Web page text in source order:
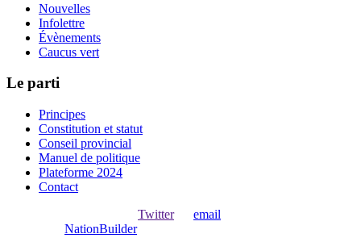
Nouvelles
Infolettre
Évènements
Caucus vert
Le parti
Principes
Constitution et statut
Conseil provincial
Manuel de politique
Plateforme 2024
Contact
Twitterou email
NationBuilder